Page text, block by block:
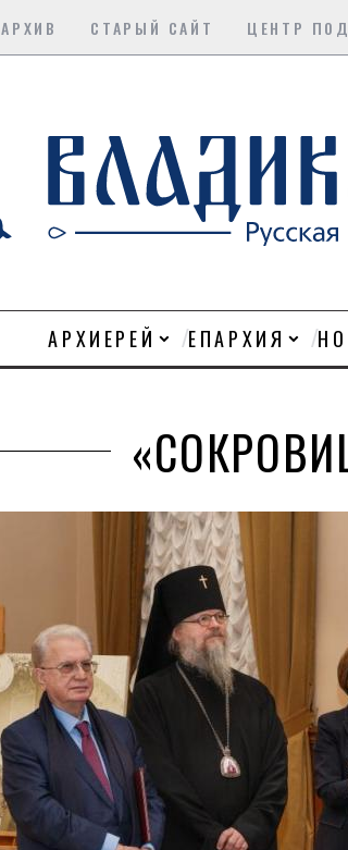
АРХИВ СТАРЫЙ САЙТ ЦЕНТР
АРХИЕРЕЙ ЕПАРХИЯ